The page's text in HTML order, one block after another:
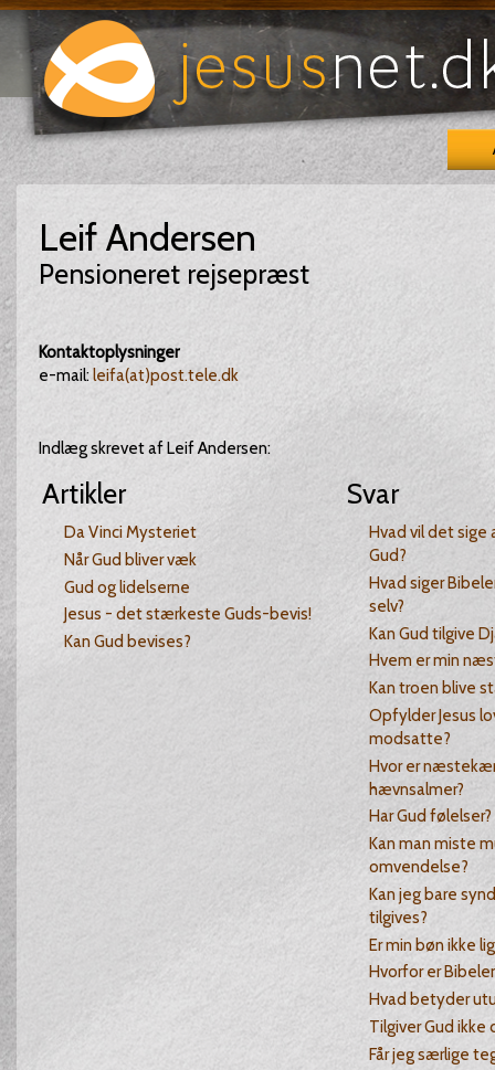
Leif Andersen
Pensioneret rejsepræst
Kontaktoplysninger
e-mail: leifa(at)post.tele.dk
Indlæg skrevet af Leif Andersen:
Artikler
Da Vinci Mysteriet
Når Gud bliver væk
Gud og lidelserne
Jesus - det stærkeste Guds-bevis!
Kan Gud bevises?
Svar
Hvad vil det sige
Gud?
Hvad siger
selv?
Kan Gud tilgive
Hvem er min
Kan troen blive
Opfylder Jesus
modsatte?
Hvor er
hævnsalmer?
Har Gud følelser?
Kan man miste
omvendelse?
Kan jeg bare
tilgives?
Er min bøn ikke
Hvorfor er
Hvad betyder
Tilgiver Gud ikke
Får jeg særlige